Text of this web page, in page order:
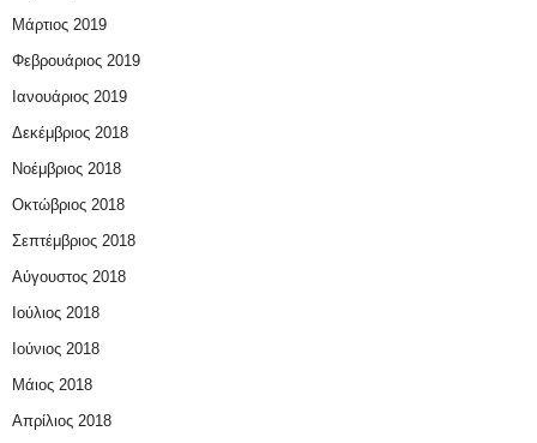
Μάρτιος 2019
Φεβρουάριος 2019
Ιανουάριος 2019
Δεκέμβριος 2018
Νοέμβριος 2018
Οκτώβριος 2018
Σεπτέμβριος 2018
Αύγουστος 2018
Ιούλιος 2018
Ιούνιος 2018
Μάιος 2018
Απρίλιος 2018